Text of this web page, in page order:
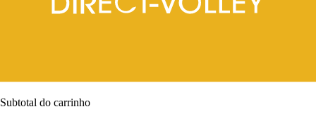
Subtotal do carrinho